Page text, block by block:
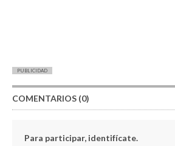
PUBLICIDAD
COMENTARIOS (0)
Para participar, identifícate.